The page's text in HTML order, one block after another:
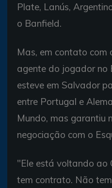
Plate, Lanús,
o Banfield.
Mas, em contato com
agente do jogador no
esteve em Salvador
entre Portugal e
Mundo, mas garantiu
negociação com o
"Ele está voltando ao
tem contrato. Não